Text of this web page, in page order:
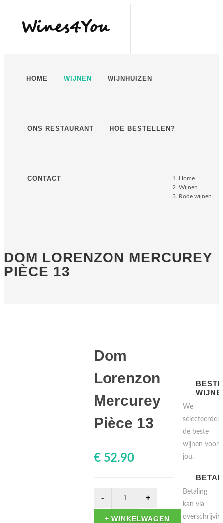
HOME WIJNEN WIJNHUIZEN
ONS RESTAURANT HOE BESTELLEN?
CONTACT
DOM LORENZON MERCUREY
PIÈCE 13
Home
Wijnen
Rode wijnen
Dom
Lorenzon
Mercurey
Pièce 13
€ 52.90
+ WINKELWAGEN
BESTE
We
selecteerden
de beste
wijnen voor
jou.
Betaling
kan via